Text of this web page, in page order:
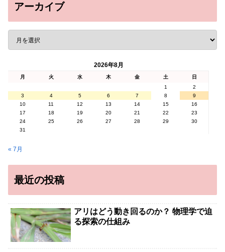
アーカイブ
2026年8月
月 火 水 木 金 土
日
1
2
3
4 5 6 7 8
9
10
11 12 13 14 15
16
17
18 19 20 21 22
23
24
25 26 27 28 29
30
31
« 7月
最近の投稿
アリはどう動き回るのか？ 物理学で迫
る探索の仕組み